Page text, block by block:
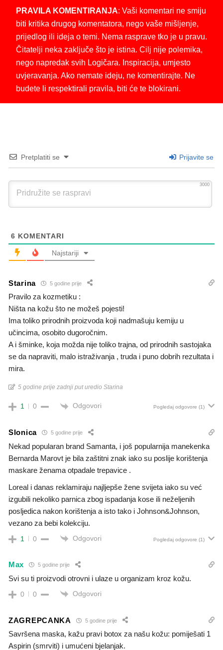
PRAVILA KOMENTIRANJA: Vaši komentari ne smiju
biti kritika drugog komentatora, nego vaše mišljenje,
prijedlog ili ideja o temi. Nema rasprave tko je u pravu.
Čitatelji neka zaključe što je istina. Cilj nije polemika,
nego napredak svih Logičara. Inspiracija, umjesto
uvjeravanja. Ako nemate ideju, ne komentirajte. Ne
budete li respektirali pravila, biti će te blokirani.
Pretplatiti se Prijavite se
3000
6 KOMENTARI
Najstariji
Starina 5 godine prije
Pravilo za kozmetiku :
Ništa na kožu što ne možeš pojesti!
Ima toliko prirodnih proizvoda koji nadmašuju kemiju u
učincima, osobito dugoročnim.
A i šminke, koja možda nije toliko trajna, od prirodnih sastojaka
se da napraviti, malo istraživanja , truda i puno dobrih rezultata i
mira.
5 godine prije zadnji put uredio Starina
1 0 Odgovori Pogledaj odgovore (1)
Slonica 5 godine prije
Nekad popularan brand Samanta, i još popularnija manekenka
Bernarda Marovt je bila zaštitni znak iako su poslije korištenja
maskare ženama otpadale trepavice .
Loreal i danas reklamiraju najljepše žene svijeta iako su već
izgubili nekoliko parnica zbog ispadanja kose ili neželjenih
posljedica nakon korištenja a isto tako i Johnson&Johnson,
vezano za bebi kolekciju.
1 0 Odgovori Pogledaj odgovore (1)
Max 5 godine prije
Svi su ti proizvodi otrovni i ulaze u organizam kroz kožu.
0 0 Odgovori
ZAGREPCANKA 5 godine prije
Savršena maska, kažu pravi botox za našu kožu: pomiješati 1
Aspirin (smrviti) i umućeni bjelanjak.